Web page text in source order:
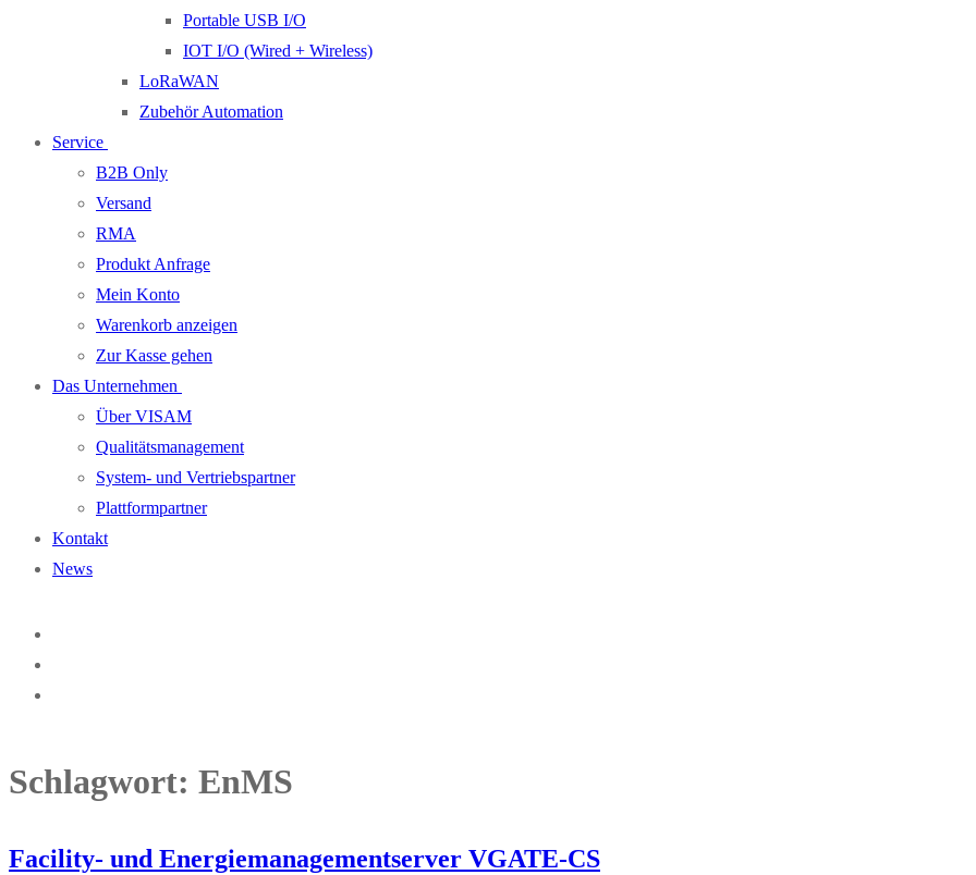
Portable USB I/O
IOT I/O (Wired + Wireless)
LoRaWAN
Zubehör Automation
Service
B2B Only
Versand
RMA
Produkt Anfrage
Mein Konto
Warenkorb anzeigen
Zur Kasse gehen
Das Unternehmen
Über VISAM
Qualitätsmanagement
System- und Vertriebspartner
Plattformpartner
Kontakt
News
Schlagwort: EnMS
Facility- und Energiemanagementserver VGATE-CS